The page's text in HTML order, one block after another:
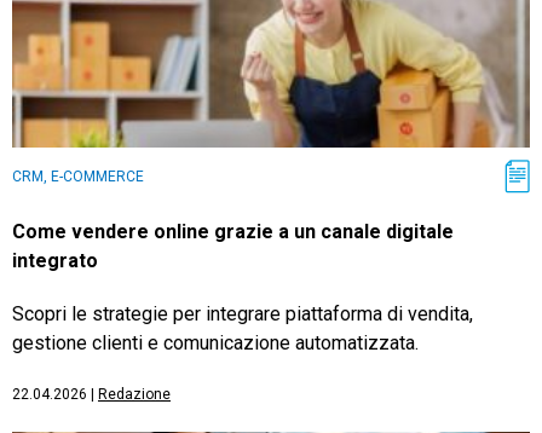
CRM, E-COMMERCE
Come vendere online grazie a un canale digitale
integrato
Scopri le strategie per integrare piattaforma di vendita,
gestione clienti e comunicazione automatizzata.
22.04.2026 Redazione